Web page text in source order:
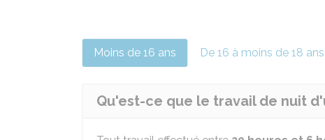
Moins de 16 ans De 16 à moins de 18 ans
Qu'est-ce que le travail de nuit